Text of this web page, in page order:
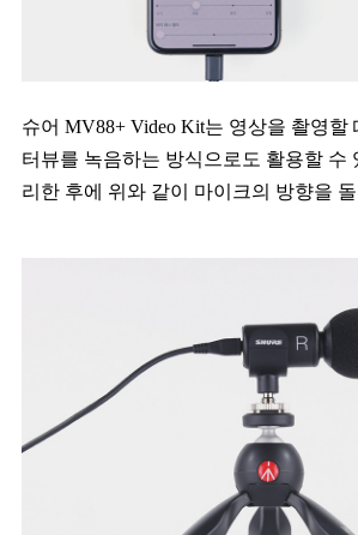
슈어 MV88+ Video Kit는 영상을 촬영할
터뷰를 녹음하는 방식으로도 활용할 수
리한 후에 위와 같이 마이크의 방향을